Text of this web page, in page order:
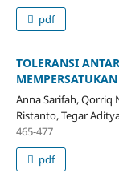
pdf
TOLERANSI
Anna Sarifah, Qorriq
Ristanto, Tegar
465-477
pdf